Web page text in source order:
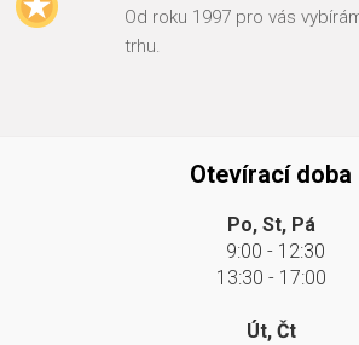
Od roku 1997 pro vás
trhu.
Otevírací doba
Po, St, Pá
9:00 - 12:30
13:30 - 17:00
Út, Čt